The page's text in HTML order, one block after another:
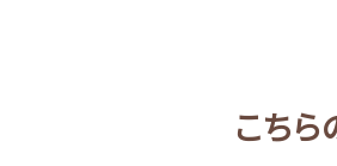
こち